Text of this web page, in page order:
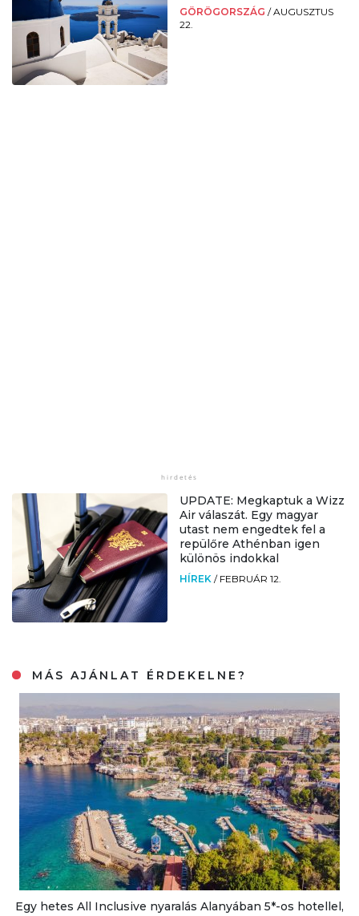
GÖRÖGORSZÁG /AUGUSZTUS
22.
UPDATE: Megkaptuk a Wizz
Air válaszát. Egy magyar
utast nem engedtek fel a
repülőre Athénban igen
különös indokkal
HÍREK / FEBRUÁR 12.
MÁS AJÁNLAT ÉRDEKELNE?
Egy hetes All Inclusive nyaralás Alanyában 5*-os hotellel,